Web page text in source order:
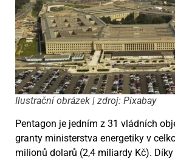
Ilustrační obrázek | zdroj: Pixabay
Pentagon je jedním z 31 vládních
granty ministerstva energetiky v
milionů dolarů (2,4 miliardy Kč).